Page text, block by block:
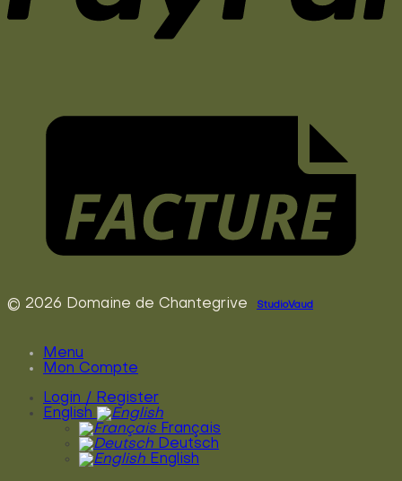
© 2026 Domaine de Chantegrive StudioVaud
Menu
Mon Compte
Login / Register
English
Français
Deutsch
English